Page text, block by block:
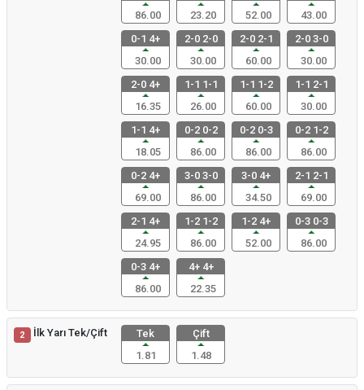
86.00
23.20
52.00
43.00
0-1 4+
30.00
2-0 2-0
30.00
2-0 2-1
60.00
2-0 3-0
30.00
2-0 4+
16.35
1-1 1-1
26.00
1-1 1-2
60.00
1-1 2-1
30.00
1-1 4+
18.05
0-2 0-2
86.00
0-2 0-3
86.00
0-2 1-2
86.00
0-2 4+
69.00
3-0 3-0
86.00
3-0 4+
34.50
2-1 2-1
69.00
2-1 4+
24.95
1-2 1-2
86.00
1-2 4+
52.00
0-3 0-3
86.00
0-3 4+
86.00
4+ 4+
22.35
2 İlk Yarı Tek/Çift
Tek
1.81
Çift
1.48